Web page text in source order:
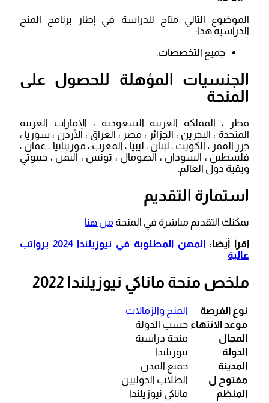
الموضوع التالي متاح للدراسة في إطار برنامج المنح
الدراسية هذا:
جميع التخصصات.
الجنسيات المؤهلة للحصول على
المنحة
قطر ، المملكة العربية السعودية ، الإمارات العربية
المتحدة ، البحرين ، الجزائر ، مصر ، العراق ، الأردن ، سوريا ،
جزر القمر ، الكويت ، لبنان ، ليبيا ، المغرب ، موريتانيا ، عمان ،
فلسطين ، السودان ، الصومال ، تونس ، اليمن ، جيبوتي
وبقية دول العالم.
استمارة التقديم
يمكنك التقديم مباشرة في المنحة من هنا
اقرأ أيضا:
المهن المطلوبة في نيوزيلندا 2024 برواتب
عالية
ملخص منحة ماناكي نيوزيلندا 2022
نوع الفرصة
المنح والزمالات
موعد الانتهاء حسب الدولة
المجال
منحة دراسية
الدولة
نيوزيلندا
المدينة
جميع المدن
مفتوح ل
الطلاب الدوليين
المنظم
ماناكي نيوزيلندا